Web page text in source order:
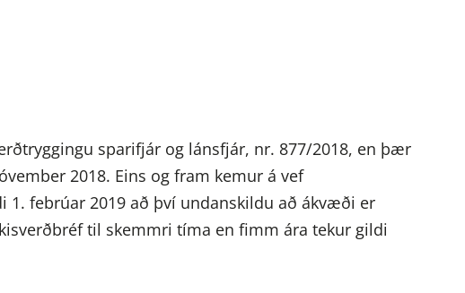
sparifjár og lánsfjár, nr. 877/2018, en þær
2018. Eins og fram kemur á vef
1. febrúar 2019 að því undanskildu að ákvæði er
til skemmri tíma en fimm ára tekur gildi